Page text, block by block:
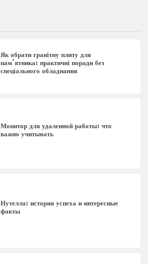
Як обрати гранітну плиту для
пам’ятника: практичні поради без
спеціального обладнання
Монитор для удаленной работы: что
важно учитывать
Нутелла: история успеха и интересные
факты